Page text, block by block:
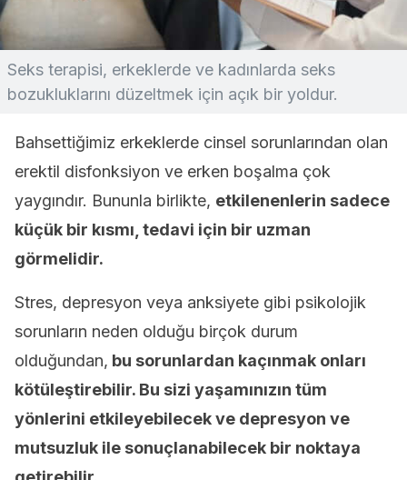
Seks terapisi, erkeklerde ve kadınlarda seks
bozukluklarını düzeltmek için açık bir yoldur.
Bahsettiğimiz erkeklerde cinsel sorunlarından olan
erektil disfonksiyon ve erken boşalma çok
yaygındır. Bununla birlikte, etkilenenlerin sadece
küçük bir kısmı, tedavi için bir uzman
görmelidir.
Stres, depresyon veya anksiyete gibi psikolojik
sorunların neden olduğu birçok durum
olduğundan, bu sorunlardan kaçınmak onları
kötüleştirebilir. Bu sizi yaşamınızın tüm
yönlerini etkileyebilecek ve depresyon ve
mutsuzluk ile sonuçlanabilecek bir noktaya